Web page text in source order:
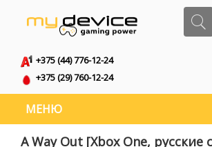
+375 (44) 776-12-24
+375 (29) 760-12-24
МЕНЮ
A Way Out [Xbox One, русские